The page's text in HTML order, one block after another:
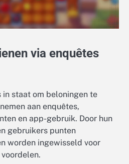
via enquêtes
staat om beloningen te
aan enquêtes,
en app-gebruik. Door hun
gebruikers punten
worden ingewisseld voor